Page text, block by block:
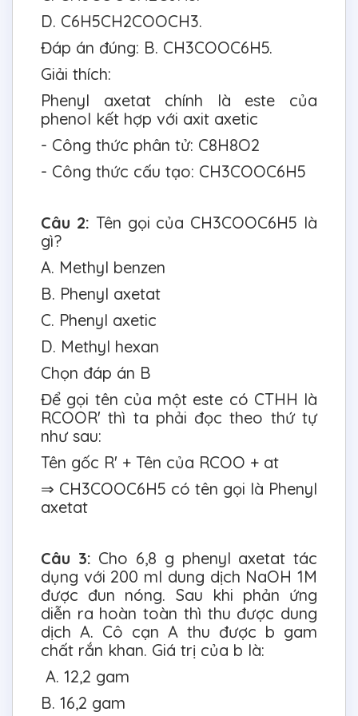
D. C6H5CH2COOCH3.
Đáp án đúng: B. CH3COOC6H5.
Giải thích:
Phenyl axetat chính là este của
phenol kết hợp với axit axetic
- Công thức phân tử: C8H8O2
- Công thức cấu tạo: CH3COOC6H5
Câu 2: Tên gọi của CH3COOC6H5 là
gì?
A. Methyl benzen
B. Phenyl axetat
C. Phenyl axetic
D. Methyl hexan
Chọn đáp án B
Để gọi tên của một este có CTHH là
RCOOR' thì ta phải đọc theo thứ tự
như sau:
Tên gốc R' + Tên của RCOO + at
⇒ CH3COOC6H5 có tên gọi là Phenyl
axetat
Câu 3: Cho 6,8 g phenyl axetat tác
dụng với 200 ml dung dịch NaOH 1M
được đun nóng. Sau khi phản ứng
diễn ra hoàn toàn thì thu được dung
dịch A. Cô cạn A thu được b gam
chất rắn khan. Giá trị của b là:
A. 12,2 gam
B. 16,2 gam